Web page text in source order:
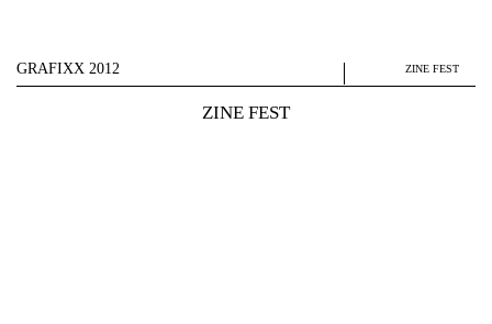
GRAFIXX 2012 ZINE FEST
ZINE FEST